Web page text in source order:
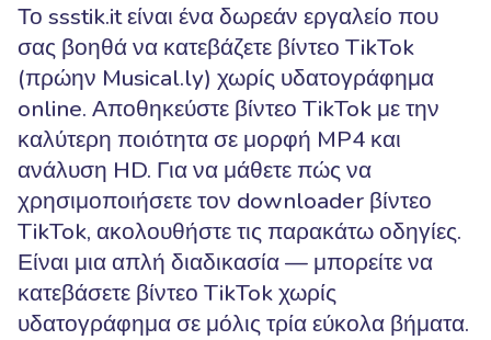
Το ssstik.it είναι ένα δωρεάν εργαλείο που
σας βοηθά να κατεβάζετε βίντεο TikTok
(πρώην Musical.ly) χωρίς υδατογράφημα
online. Αποθηκεύστε βίντεο TikTok με την
καλύτερη ποιότητα σε μορφή MP4 και
ανάλυση HD. Για να μάθετε πώς να
χρησιμοποιήσετε τον downloader βίντεο
TikTok, ακολουθήστε τις παρακάτω οδηγίες.
Είναι μια απλή διαδικασία — μπορείτε να
κατεβάσετε βίντεο TikTok χωρίς
υδατογράφημα σε μόλις τρία εύκολα βήματα.